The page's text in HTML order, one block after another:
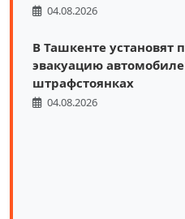
04.08.2026
В Ташкенте
эвакуацию
штрафстоянках
04.08.2026